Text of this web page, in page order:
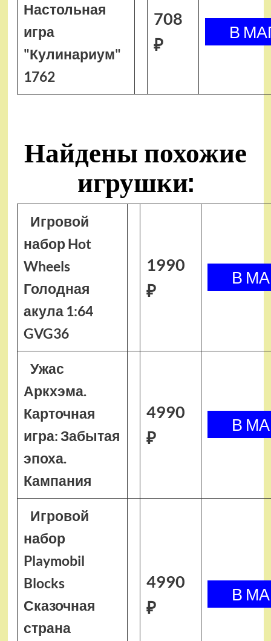
Настольная
игра
"Кулинариум"
1762
708
₽
Найдены похожие
игрушки:
Игровой
набор Hot
Wheels
Голодная
акула 1:64
GVG36
1990
₽
Ужас
Аркхэма.
Карточная
игра: Забытая
эпоха.
Кампания
4990
₽
Игровой
набор
Playmobil
Blocks
Сказочная
страна
4990
₽